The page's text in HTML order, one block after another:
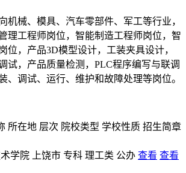
机械、模具、汽车零部件、军工等行业，
理工程师岗位，智能制造工程师岗位，智
位，产品3D模型设计，工装夹具设计，
试，产品质量检测，PLC程序编写与联调
、调试、运行、维护和故障处理等岗位。
所在地 层次 院校类型 学校性质 招生简章
术学院 上饶市 专科 理工类 公办 查看 查看